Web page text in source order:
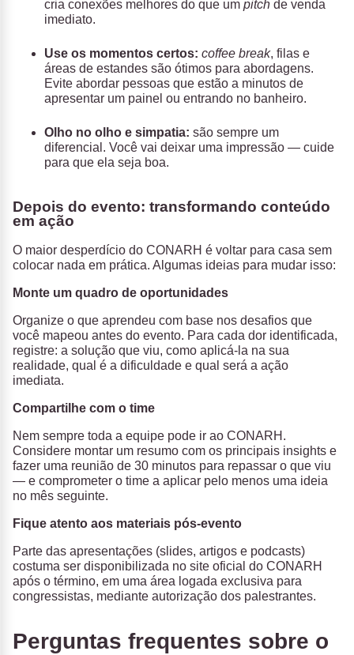
cria conexões melhores do que um pitch de venda
imediato.
Use os momentos certos: coffee break, filas e
áreas de estandes são ótimos para abordagens.
Evite abordar pessoas que estão a minutos de
apresentar um painel ou entrando no banheiro.
Olho no olho e simpatia: são sempre um
diferencial. Você vai deixar uma impressão — cuide
para que ela seja boa.
Depois do evento: transformando conteúdo
em ação
O maior desperdício do CONARH é voltar para casa sem
colocar nada em prática. Algumas ideias para mudar isso:
Monte um quadro de oportunidades
Organize o que aprendeu com base nos desafios que
você mapeou antes do evento. Para cada dor identificada,
registre: a solução que viu, como aplicá-la na sua
realidade, qual é a dificuldade e qual será a ação
imediata.
Compartilhe com o time
Nem sempre toda a equipe pode ir ao CONARH.
Considere montar um resumo com os principais insights e
fazer uma reunião de 30 minutos para repassar o que viu
— e comprometer o time a aplicar pelo menos uma ideia
no mês seguinte.
Fique atento aos materiais pós-evento
Parte das apresentações (slides, artigos e podcasts)
costuma ser disponibilizada no site oficial do CONARH
após o término, em uma área logada exclusiva para
congressistas, mediante autorização dos palestrantes.
Perguntas frequentes sobre o